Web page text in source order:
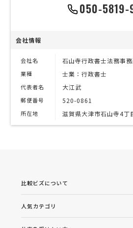
050-5819-
会社情報
会社名 石山寺行政書士法務事
業種 士業：行政書士
代表者名 大江武
郵便番号 520-0861
所在地 滋賀県大津市石山寺4丁
比較ビズについて
人気カテゴリ